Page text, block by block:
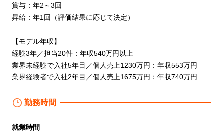
賞与：年2～3回
昇給：年1回（評価結果に応じて決定）
【モデル年収】
経験3年／担当20件：年収540万円以上
業界未経験で入社5年目／個人売上1230万円：年収553万円
業界経験者で入社2年目／個人売上1675万円：年収740万円
勤務時間
就業時間